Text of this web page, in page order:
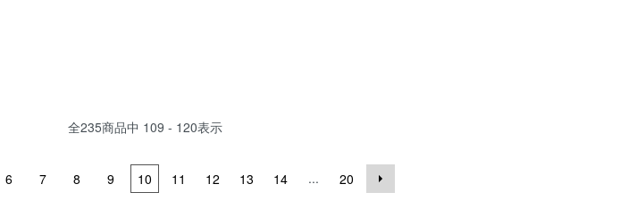
全235商品中 109 - 120表示
6 7 8 9 10 11 12 13 14 ... 20